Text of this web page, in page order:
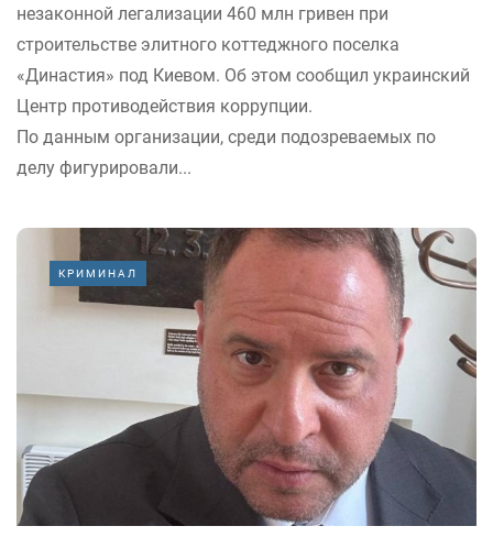
незаконной легализации 460 млн гривен при
строительстве элитного коттеджного поселка
«Династия» под Киевом. Об этом сообщил украинский
Центр противодействия коррупции.
По данным организации, среди подозреваемых по
делу фигурировали...
КРИМИНАЛ